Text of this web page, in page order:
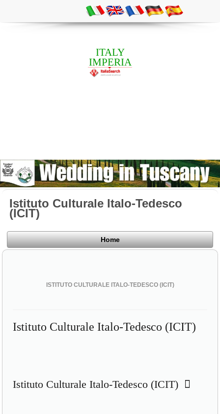
ITALY
IMPERIA
Istituto Culturale Italo-Tedesco
(ICIT)
Home
ISTITUTO CULTURALE ITALO-TEDESCO (ICIT)
Istituto Culturale Italo-Tedesco (ICIT)
Istituto Culturale Italo-Tedesco (ICIT)